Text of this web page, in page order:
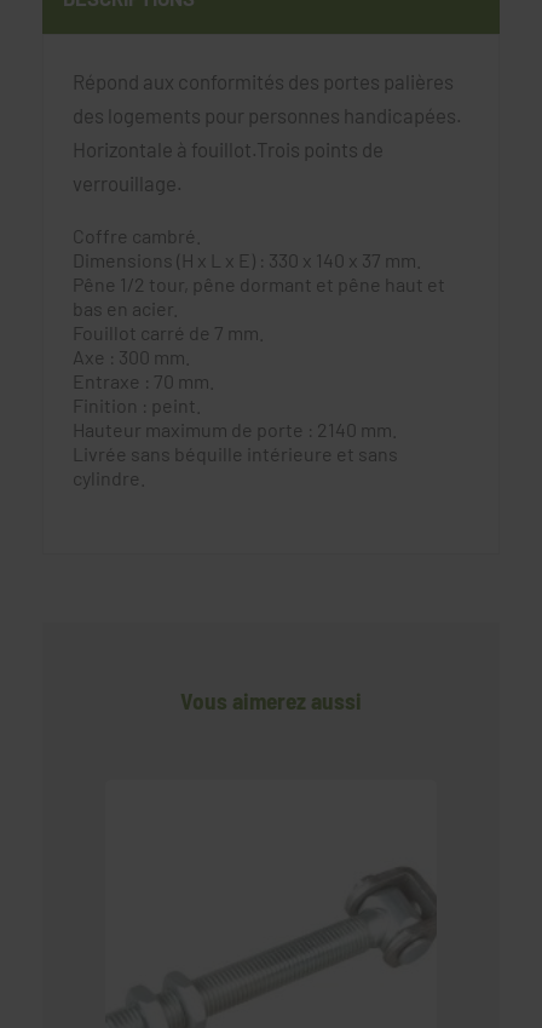
Répond aux conformités des portes palières
des logements pour personnes handicapées.
Horizontale à fouillot.Trois points de
verrouillage.
Coffre cambré.
Dimensions (H x L x E) : 330 x 140 x 37 mm.
Pêne 1/2 tour, pêne dormant et pêne haut et
bas en acier.
Fouillot carré de 7 mm.
Axe : 300 mm.
Entraxe : 70 mm.
Finition : peint.
Hauteur maximum de porte : 2140 mm.
Livrée sans béquille intérieure et sans
cylindre.
Vous aimerez aussi